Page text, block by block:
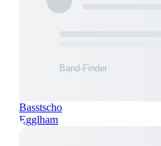
Basstscho
Egglham